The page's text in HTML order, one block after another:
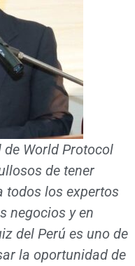
World Protocol
de tener
todos los expertos
negocios y en
del Perú es uno de
la oportunidad de